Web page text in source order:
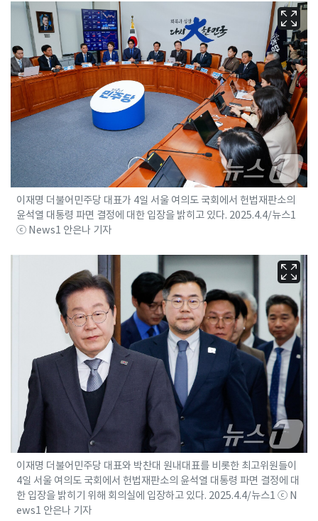
이재명 더불어민주당 대표가 4일 서울 여의도 국회에서 헌법재판소의
윤석열 대통령 파면 결정에 대한 입장을 밝히고 있다. 2025.4.4/뉴스1
ⓒ News1 안은나 기자
이재명 더불어민주당 대표와 박찬대 원내대표를 비롯한 최고위원들이
4일 서울 여의도 국회에서 헌법재판소의 윤석열 대통령 파면 결정에 대
한 입장을 밝히기 위해 회의실에 입장하고 있다. 2025.4.4/뉴스1 ⓒ N
ews1 안은나 기자